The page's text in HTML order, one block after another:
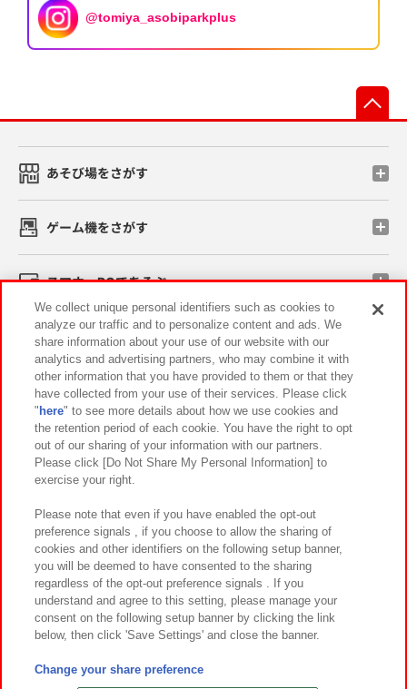
@tomiya_asobiparkplus
あそび場をさがす
ゲーム機をさがす
スマホ・PCであそぶ
イベント・キャンペーン
関連会社 サステナビリティ サイトポリシー
プライバシーポリシー ウェブアクセシビリティ方針と検証結果
お取引先さまとともに
カスタマーハラスメント対応方針 よくあるご質問・お問い合わせ
©Bandai Namco Amusement Inc.
©Bandai Namco Amusement Lab Inc.
We collect unique personal identifiers such as cookies to
analyze our traffic and to personalize content and ads. We
share information about your use of our website with our
analytics and advertising partners, who may combine it with
other information that you have provided to them or that they
have collected from your use of their services. Please click
" here" to see more details about how we use cookies and
the retention period of each cookie. You have the right to opt
out of our sharing of your information with our partners.
Please click [Do Not Share My Personal Information] to
exercise your right.
Please note that even if you have enabled the opt-out
preference signals , if you choose to allow the sharing of
cookies and other identifiers on the following setup banner,
you will be deemed to have consented to the sharing
regardless of the opt-out preference signals . If you
understand and agree to this setting, please manage your
consent on the following setup banner by clicking the link
below, then click 'Save Settings' and close the banner.
Change your share preference